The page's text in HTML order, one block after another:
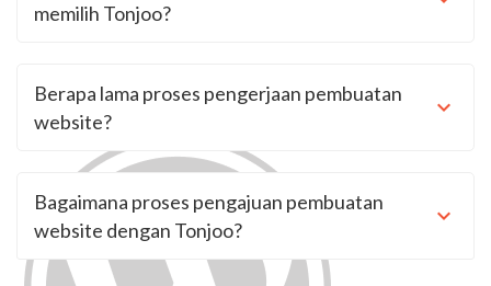
memilih Tonjoo?
Berapa lama proses pengerjaan pembuatan
website?
Bagaimana proses pengajuan pembuatan
website dengan Tonjoo?